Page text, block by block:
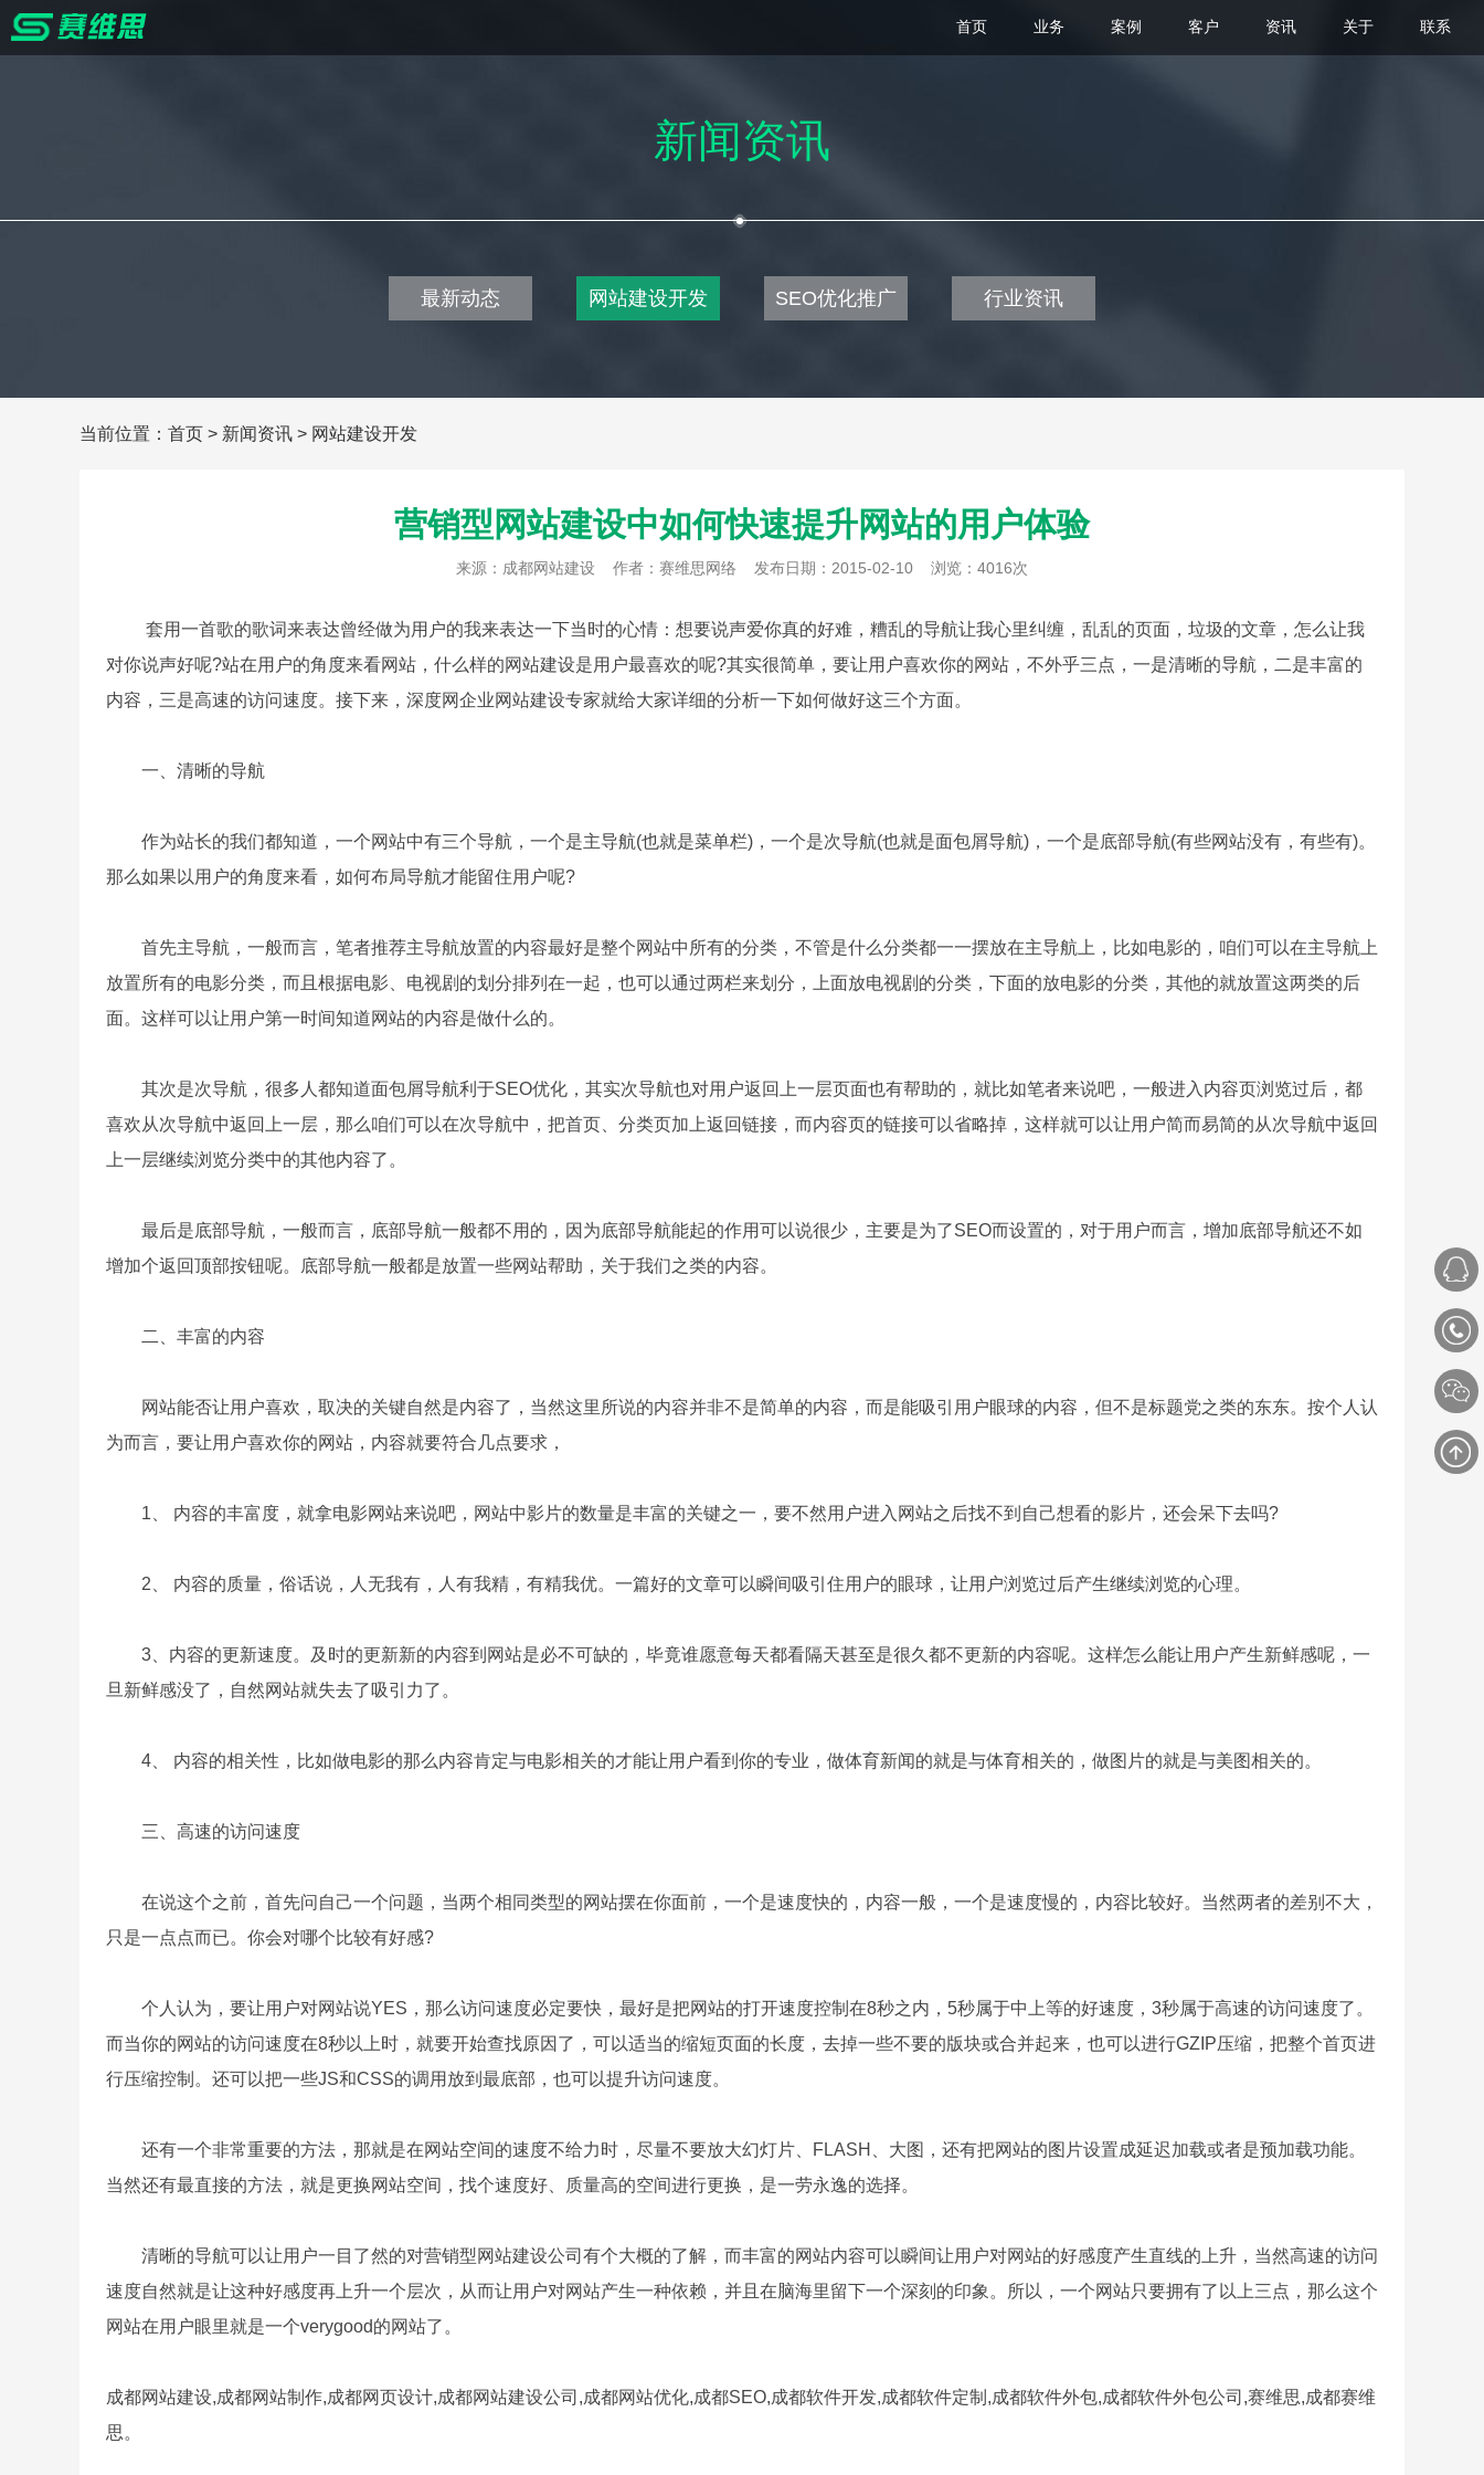
首页 业务 案例 客户 资讯 关于 联系
新闻资讯
最新动态 网站建设开发 SEO优化推广 行业资讯
当前位置： 首页 > 新闻资讯 > 网站建设开发
营销型网站建设中如何快速提升网站的用户体验
来源： 成都网站建设 作者：赛维思网络 发布日期：2015-02-10 浏览：4016次
套用一首歌的歌词来表达曾经做为用户的我来表达一下当时的心情：想要说声爱你真的好难，糟乱的导航让我心里纠缠，乱乱的页面，垃圾的文章，怎么让我
对你说声好呢?站在用户的角度来看网站，什么样的网站建设是用户最喜欢的呢?其实很简单，要让用户喜欢你的网站，不外乎三点，一是清晰的导航，二是丰富的
内容，三是高速的访问速度。接下来，深度网企业网站建设专家就给大家详细的分析一下如何做好这三个方面。
一、清晰的导航
作为站长的我们都知道，一个网站中有三个导航，一个是主导航(也就是菜单栏)，一个是次导航(也就是面包屑导航)，一个是底部导航(有些网站没有，有些有)。
那么如果以用户的角度来看，如何布局导航才能留住用户呢?
首先主导航，一般而言，笔者推荐主导航放置的内容最好是整个网站中所有的分类，不管是什么分类都一一摆放在主导航上，比如电影的，咱们可以在主导航上
放置所有的电影分类，而且根据电影、电视剧的划分排列在一起，也可以通过两栏来划分，上面放电视剧的分类，下面的放电影的分类，其他的就放置这两类的后
面。这样可以让用户第一时间知道网站的内容是做什么的。
其次是次导航，很多人都知道面包屑导航利于SEO优化，其实次导航也对用户返回上一层页面也有帮助的，就比如笔者来说吧，一般进入内容页浏览过后，都
喜欢从次导航中返回上一层，那么咱们可以在次导航中，把首页、分类页加上返回链接，而内容页的链接可以省略掉，这样就可以让用户简而易简的从次导航中返回
上一层继续浏览分类中的其他内容了。
最后是底部导航，一般而言，底部导航一般都不用的，因为底部导航能起的作用可以说很少，主要是为了SEO而设置的，对于用户而言，增加底部导航还不如
增加个返回顶部按钮呢。底部导航一般都是放置一些网站帮助，关于我们之类的内容。
二、丰富的内容
网站能否让用户喜欢，取决的关键自然是内容了，当然这里所说的内容并非不是简单的内容，而是能吸引用户眼球的内容，但不是标题党之类的东东。按个人认
为而言，要让用户喜欢你的网站，内容就要符合几点要求，
1、 内容的丰富度，就拿电影网站来说吧，网站中影片的数量是丰富的关键之一，要不然用户进入网站之后找不到自己想看的影片，还会呆下去吗?
2、 内容的质量，俗话说，人无我有，人有我精，有精我优。一篇好的文章可以瞬间吸引住用户的眼球，让用户浏览过后产生继续浏览的心理。
3、内容的更新速度。及时的更新新的内容到网站是必不可缺的，毕竟谁愿意每天都看隔天甚至是很久都不更新的内容呢。这样怎么能让用户产生新鲜感呢，一
旦新鲜感没了，自然网站就失去了吸引力了。
4、 内容的相关性，比如做电影的那么内容肯定与电影相关的才能让用户看到你的专业，做体育新闻的就是与体育相关的，做图片的就是与美图相关的。
三、高速的访问速度
在说这个之前，首先问自己一个问题，当两个相同类型的网站摆在你面前，一个是速度快的，内容一般，一个是速度慢的，内容比较好。当然两者的差别不大，
只是一点点而已。你会对哪个比较有好感?
个人认为，要让用户对网站说YES，那么访问速度必定要快，最好是把网站的打开速度控制在8秒之内，5秒属于中上等的好速度，3秒属于高速的访问速度了。
而当你的网站的访问速度在8秒以上时，就要开始查找原因了，可以适当的缩短页面的长度，去掉一些不要的版块或合并起来，也可以进行GZIP压缩，把整个首页进
行压缩控制。还可以把一些JS和CSS的调用放到最底部，也可以提升访问速度。
还有一个非常重要的方法，那就是在网站空间的速度不给力时，尽量不要放大幻灯片、FLASH、大图，还有把网站的图片设置成延迟加载或者是预加载功能。
当然还有最直接的方法，就是更换网站空间，找个速度好、质量高的空间进行更换，是一劳永逸的选择。
清晰的导航可以让用户一目了然的对营销型网站建设公司有个大概的了解，而丰富的网站内容可以瞬间让用户对网站的好感度产生直线的上升，当然高速的访问
速度自然就是让这种好感度再上升一个层次，从而让用户对网站产生一种依赖，并且在脑海里留下一个深刻的印象。所以，一个网站只要拥有了以上三点，那么这个
网站在用户眼里就是一个verygood的网站了。
成都网站建设,成都网站制作,成都网页设计,成都网站建设公司,成都网站优化,成都SEO,成都软件开发,成都软件定制 ,成都软件外包,成都软件外包公司,赛维思,成都赛维
思。